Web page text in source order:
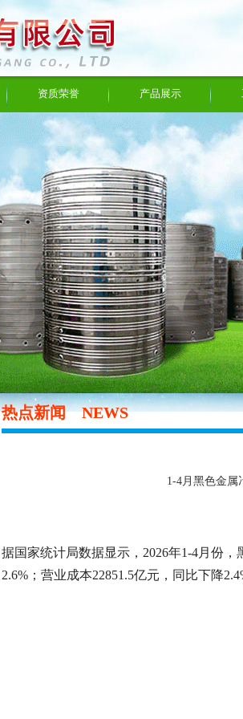
资质荣誉 产品展示
热点新闻NEWS
1-4月黑色金属
据国家统计局数据显示，2026年1-4月份
2.6%；营业成本22851.5亿元，同比下降